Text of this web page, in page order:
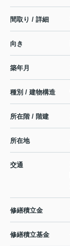
間取り / 詳細
向き
築年月
種別 / 建物構造
所在階 / 階建
所在地
交通
修繕積立金
修繕積立基金